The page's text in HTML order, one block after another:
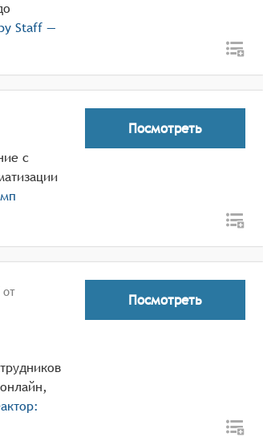
Staff —
с
Посмотреть
от
Посмотреть